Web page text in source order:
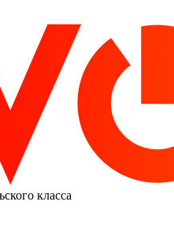
класса